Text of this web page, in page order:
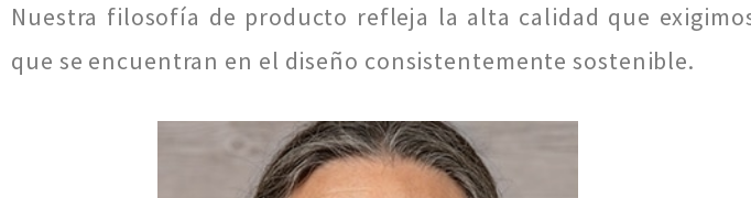
Nuestra filosofía de producto refleja la alta calidad que
que se encuentran en el diseño consistentemente sostenible.